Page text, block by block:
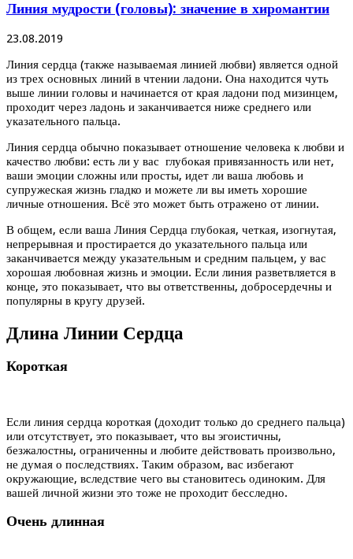
Линия мудрости (головы): значение в хиромантии
23.08.2019
Линия сердца (также называемая линией любви) является одной
из трех основных линий в чтении ладони. Она находится чуть
выше линии головы и начинается от края ладони под мизинцем,
проходит через ладонь и заканчивается ниже среднего или
указательного пальца.
Линия сердца обычно показывает отношение человека к любви и
качество любви: есть ли у вас глубокая привязанность или нет,
ваши эмоции сложны или просты, идет ли ваша любовь и
супружеская жизнь гладко и можете ли вы иметь хорошие
личные отношения. Всё это может быть отражено от линии.
В общем, если ваша Линия Сердца глубокая, четкая, изогнутая,
непрерывная и простирается до указательного пальца или
заканчивается между указательным и средним пальцем, у вас
хорошая любовная жизнь и эмоции. Если линия разветвляется в
конце, это показывает, что вы ответственны, добросердечны и
популярны в кругу друзей.
Длина Линии Сердца
Короткая
Если линия сердца короткая (доходит только до среднего пальца)
или отсутствует, это показывает, что вы эгоистичны,
безжалостны, ограниченны и любите действовать произвольно,
не думая о последствиях. Таким образом, вас избегают
окружающие, вследствие чего вы становитесь одиноким. Для
вашей личной жизни это тоже не проходит бесследно.
Очень длинная